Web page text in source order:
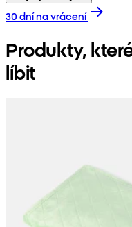
30 dní na vrácení
Produkty,
líbit